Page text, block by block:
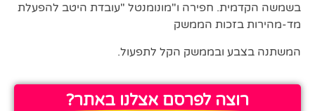
בשמשה הקדמית. חפירה ו"מונומנטל "עובדת היטב להפעלת
מד-מהירות בזכות הממשק
המשתנה בצבע ובממשק הקל לתפעול.
רוצה לפרסם אצלנו באתר?